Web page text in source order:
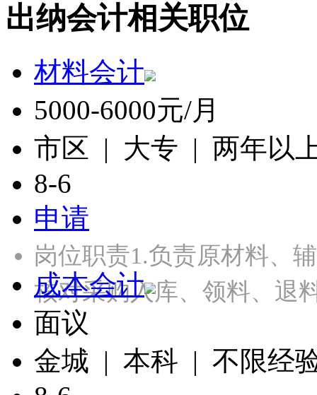
出纳会计相关职位
材料会计
5000-6000元/月
市区 | 大专 | 两年以
8-6
申请
岗位职责1.负责原材料、
核对采购入库、领料、
成本会计
面议
金城 | 本科 | 不限经